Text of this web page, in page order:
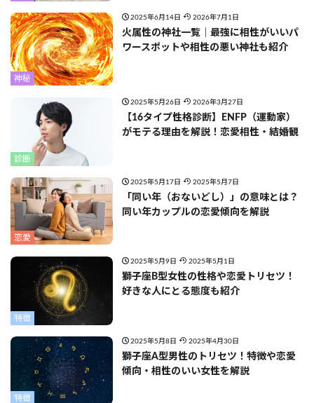
神秘
2025年6月14日 2026年7月1日
火属性の神社一覧｜最強に相性がいいパ
ワースポットや相性の悪い神社も紹介
診断
2025年5月26日 2026年3月27日
【16タイプ性格診断】ENFP（運動家）
がモテる理由を解説！恋愛相性・結婚観
恋愛
2025年5月17日 2025年5月7日
「同い年（おないどし）」の意味とは？
同い年カップルの恋愛傾向を解説
特徴
2025年5月9日 2025年5月1日
獅子座B型女性の性格や恋愛トリセツ！
好きな人にとる態度も紹介
特徴
2025年5月8日 2025年4月30日
獅子座A型男性のトリセツ！特徴や恋愛
傾向・相性のいい女性を解説